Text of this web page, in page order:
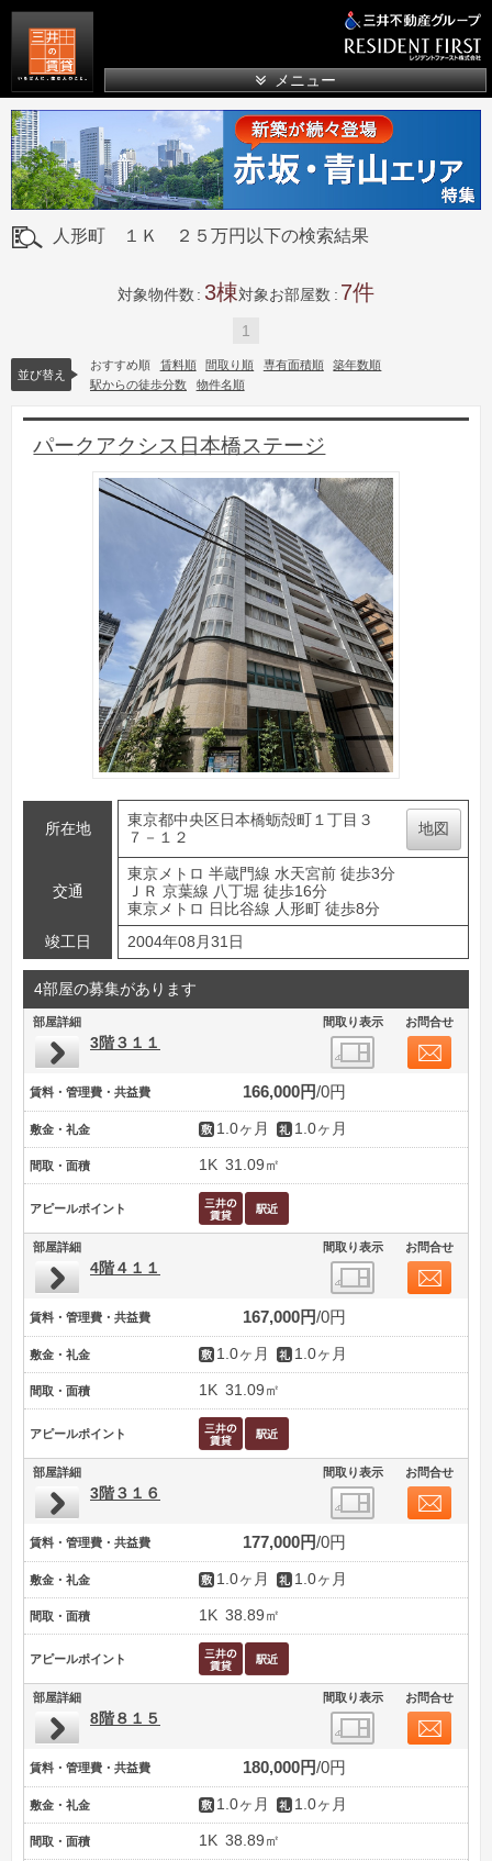
メニュー
人形町 １Ｋ ２５万円以下の検索結果
対象物件数 3 対象お部屋数 7
1
並び替え
おすすめ順 賃料順 間取り順 専有面積順
築年数順
駅からの徒歩分数
物件名順
パークアクシス日本橋ステージ
所在地
東京都中央区日本橋蛎殻町１丁目３
７－１２
地図
交通
東京メトロ 半蔵門線 水天宮前 徒歩3分
ＪＲ 京葉線 八丁堀 徒歩16分
東京メトロ 日比谷線 人形町 徒歩8分
竣工日
2004年08月31日
4部屋の募集があります
部屋詳細 間取り表示 お問合せ
3階３１１
賃料・管理費・共益費 166,000円 0円
敷金・礼金 1.0ヶ月 1.0ヶ月
間取・面積 1K 31.09㎡
アピールポイント
部屋詳細 間取り表示 お問合せ
4階４１１
賃料・管理費・共益費 167,000円 0円
敷金・礼金 1.0ヶ月 1.0ヶ月
間取・面積 1K 31.09㎡
アピールポイント
部屋詳細 間取り表示 お問合せ
3階３１６
賃料・管理費・共益費 177,000円 0円
敷金・礼金 1.0ヶ月 1.0ヶ月
間取・面積 1K 38.89㎡
アピールポイント
部屋詳細 間取り表示 お問合せ
8階８１５
賃料・管理費・共益費 180,000円 0円
敷金・礼金 1.0ヶ月 1.0ヶ月
間取・面積 1K 38.89㎡